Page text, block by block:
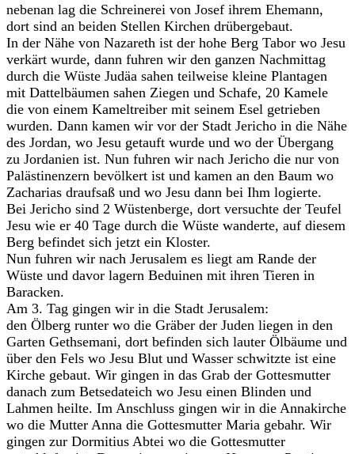
nebenan lag die Schreinerei von Josef ihrem Ehemann,
dort sind an beiden Stellen Kirchen drübergebaut.
In der Nähe von Nazareth ist der hohe Berg Tabor wo Jesu
verkärt wurde, dann fuhren wir den ganzen Nachmittag
durch die Wüste Judäa sahen teilweise kleine Plantagen
mit Dattelbäumen sahen Ziegen und Schafe, 20 Kamele
die von einem Kameltreiber mit seinem Esel getrieben
wurden. Dann kamen wir vor der Stadt Jericho in die Nähe
des Jordan, wo Jesu getauft wurde und wo der Übergang
zu Jordanien ist. Nun fuhren wir nach Jericho die nur von
Palästinenzern bevölkert ist und kamen an den Baum wo
Zacharias draufsaß und wo Jesu dann bei Ihm logierte.
Bei Jericho sind 2 Wüstenberge, dort versuchte der Teufel
Jesu wie er 40 Tage durch die Wüste wanderte, auf diesem
Berg befindet sich jetzt ein Kloster.
Nun fuhren wir nach Jerusalem es liegt am Rande der
Wüste und davor lagern Beduinen mit ihren Tieren in
Baracken.
Am 3. Tag gingen wir in die Stadt Jerusalem:
den Ölberg runter wo die Gräber der Juden liegen in den
Garten Gethsemani, dort befinden sich lauter Ölbäume und
über den Fels wo Jesu Blut und Wasser schwitzte ist eine
Kirche gebaut. Wir gingen in das Grab der Gottesmutter
danach zum Betsedateich wo Jesu einen Blinden und
Lahmen heilte. Im Anschluss gingen wir in die Annakirche
wo die Mutter Anna die Gottesmutter Maria gebahr. Wir
gingen zur Dormitius Abtei wo die Gottesmutter